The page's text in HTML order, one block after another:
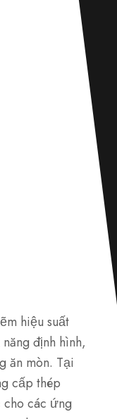
hiệu suất
định hình,
ăn mòn. Tại
cấp thép
các ứng